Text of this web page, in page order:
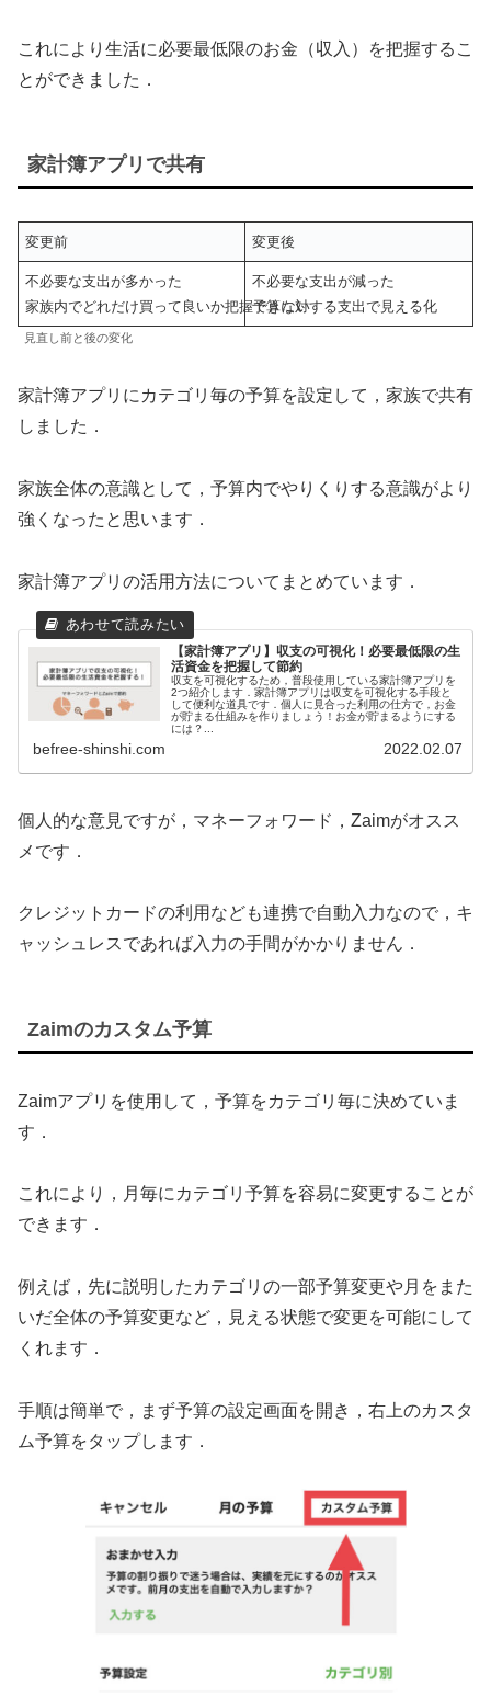
これにより生活に必要最低限のお金（収入）を把握するこ
とができました．
家計簿アプリで共有
変更前 変更後
不必要な支出が多かった
家族内でどれだけ買って良いか把握できない
不必要な支出が減った
予算に対する支出で見える化
見直し前と後の変化
家計簿アプリにカテゴリ毎の予算を設定して，家族で共有
しました．
家族全体の意識として，予算内でやりくりする意識がより
強くなったと思います．
家計簿アプリの活用方法についてまとめています．
【家計簿アプリ】収支の可視化！必要最低限の生
活資金を把握して節約
収支を可視化するため，普段使用している家計簿アプリを
2つ紹介します．家計簿アプリは収支を可視化する手段と
して便利な道具です．個人に見合った利用の仕方で，お金
が貯まる仕組みを作りましょう！お金が貯まるようにする
には？...
befree-shinshi.com 2022.02.07
個人的な意見ですが，マネーフォワード，Zaimがオスス
メです．
クレジットカードの利用なども連携で自動入力なので，キ
ャッシュレスであれば入力の手間がかかりません．
Zaimのカスタム予算
Zaimアプリを使用して，予算をカテゴリ毎に決めていま
す．
これにより，月毎にカテゴリ予算を容易に変更することが
できます．
例えば，先に説明したカテゴリの一部予算変更や月をまた
いだ全体の予算変更など，見える状態で変更を可能にして
くれます．
手順は簡単で，まず予算の設定画面を開き，右上のカスタ
ム予算をタップします．